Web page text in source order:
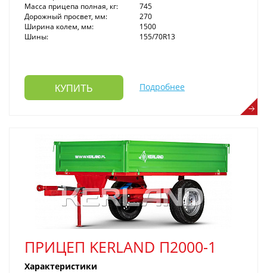
Масса прицепа полная, кг:
745
Дорожный просвет, мм:
270
Ширина колем, мм:
1500
Шины:
155/70R13
КУПИТЬ Подробнее
ПРИЦЕП KERLAND П2000-1
Характеристики